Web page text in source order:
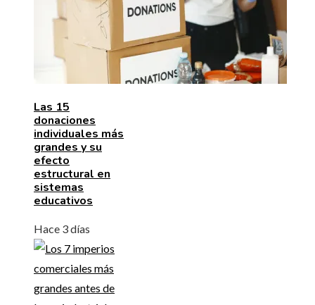
Las 15
donaciones
individuales más
grandes y su
efecto
estructural en
sistemas
educativos
Hace 3 días